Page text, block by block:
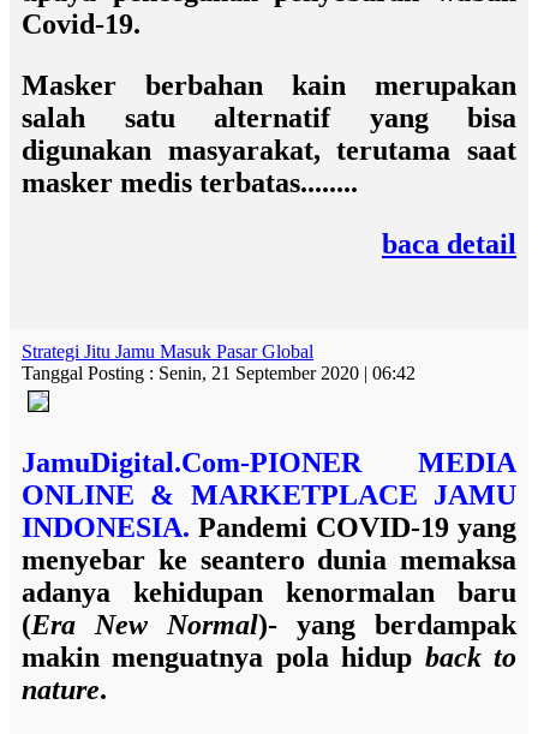
Covid-19.
Masker berbahan kain merupakan
salah satu alternatif yang bisa
digunakan masyarakat, terutama saat
masker medis terbatas........
baca detail
Strategi Jitu Jamu Masuk Pasar Global
Tanggal Posting : Senin, 21 September 2020 | 06:42
JamuDigital.Com-PIONER MEDIA
ONLINE & MARKETPLACE JAMU
INDONESIA. Pandemi COVID-19 yang
menyebar ke seantero dunia memaksa
adanya kehidupan kenormalan baru
(Era New Normal)- yang berdampak
makin menguatnya pola hidup back to
nature.